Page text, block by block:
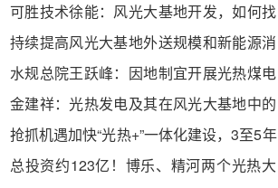
可胜技术徐能：风光大基地开发，如何找
到光热的定位
持续提高风光大基地外送规模和新能源消
纳能力，保障新能源发电送得出用得好
水规总院王跃峰：因地制宜开展光热煤电
替代示范，提高大基地清洁能源占比
金建祥：光热发电及其在风光大基地中的
应用
抢抓机遇加快“光热+”一体化建设，3至5年
打造精河能源大基地
总投资约123亿！博乐、精河两个光热大